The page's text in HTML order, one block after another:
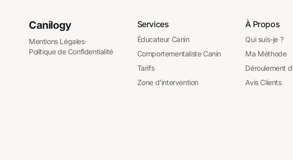
Canilogy
Mentions Légales·
Politique de Confidentialité
Services
Éducateur Canin
Comportementaliste Canin
Tarifs
Zone d'intervention
À Propos
Qui suis-je ?
Ma Méthode
Déroulement
Avis Clients